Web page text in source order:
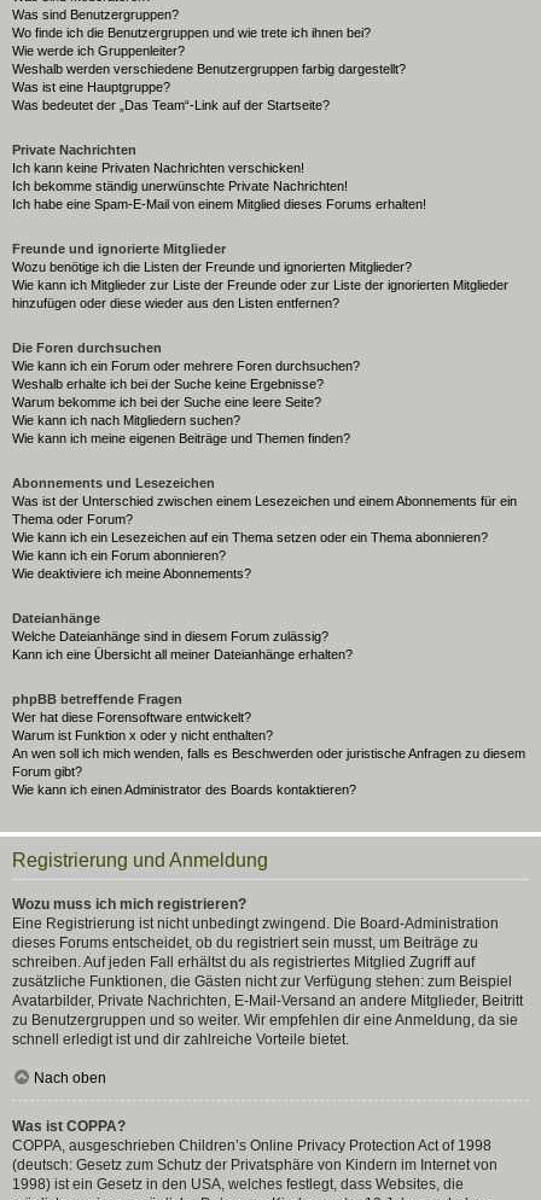
Was sind Benutzergruppen?
Wo finde ich die Benutzergruppen und wie trete ich ihnen bei?
Wie werde ich Gruppenleiter?
Weshalb werden verschiedene Benutzergruppen farbig dargestellt?
Was ist eine Hauptgruppe?
Was bedeutet der „Das Team“-Link auf der Startseite?
Private Nachrichten
Ich kann keine Privaten Nachrichten verschicken!
Ich bekomme ständig unerwünschte Private Nachrichten!
Ich habe eine Spam-E-Mail von einem Mitglied dieses Forums erhalten!
Freunde und ignorierte Mitglieder
Wozu benötige ich die Listen der Freunde und ignorierten Mitglieder?
Wie kann ich Mitglieder zur Liste der Freunde oder zur Liste der ignorierten Mitglieder
hinzufügen oder diese wieder aus den Listen entfernen?
Die Foren durchsuchen
Wie kann ich ein Forum oder mehrere Foren durchsuchen?
Weshalb erhalte ich bei der Suche keine Ergebnisse?
Warum bekomme ich bei der Suche eine leere Seite?
Wie kann ich nach Mitgliedern suchen?
Wie kann ich meine eigenen Beiträge und Themen finden?
Abonnements und Lesezeichen
Was ist der Unterschied zwischen einem Lesezeichen und einem Abonnements für ein
Thema oder Forum?
Wie kann ich ein Lesezeichen auf ein Thema setzen oder ein Thema abonnieren?
Wie kann ich ein Forum abonnieren?
Wie deaktiviere ich meine Abonnements?
Dateianhänge
Welche Dateianhänge sind in diesem Forum zulässig?
Kann ich eine Übersicht all meiner Dateianhänge erhalten?
phpBB betreffende Fragen
Wer hat diese Forensoftware entwickelt?
Warum ist Funktion x oder y nicht enthalten?
An wen soll ich mich wenden, falls es Beschwerden oder juristische Anfragen zu diesem
Forum gibt?
Wie kann ich einen Administrator des Boards kontaktieren?
Registrierung und Anmeldung
Wozu muss ich mich registrieren?
Eine Registrierung ist nicht unbedingt zwingend. Die Board-Administration
dieses Forums entscheidet, ob du registriert sein musst, um Beiträge zu
schreiben. Auf jeden Fall erhältst du als registriertes Mitglied Zugriff auf
zusätzliche Funktionen, die Gästen nicht zur Verfügung stehen: zum Beispiel
Avatarbilder, Private Nachrichten, E-Mail-Versand an andere Mitglieder, Beitritt
zu Benutzergruppen und so weiter. Wir empfehlen dir eine Anmeldung, da sie
schnell erledigt ist und dir zahlreiche Vorteile bietet.
Nach oben
Was ist COPPA?
COPPA, ausgeschrieben Children’s Online Privacy Protection Act of 1998
(deutsch: Gesetz zum Schutz der Privatsphäre von Kindern im Internet von
1998) ist ein Gesetz in den USA, welches festlegt, dass Websites, die